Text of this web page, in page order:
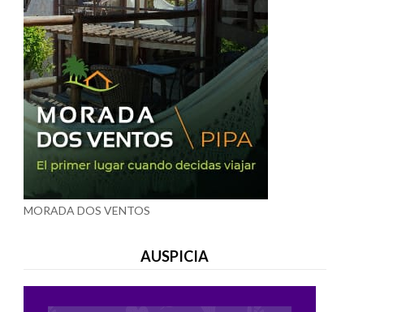
MORADA DOS VENTOS
AUSPICIA